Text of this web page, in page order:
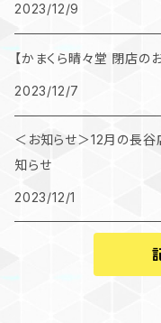
2023/12/9
【かまくら晴々堂 閉店の
2023/12/7
＜お知らせ＞12月の長
知らせ
2023/12/1